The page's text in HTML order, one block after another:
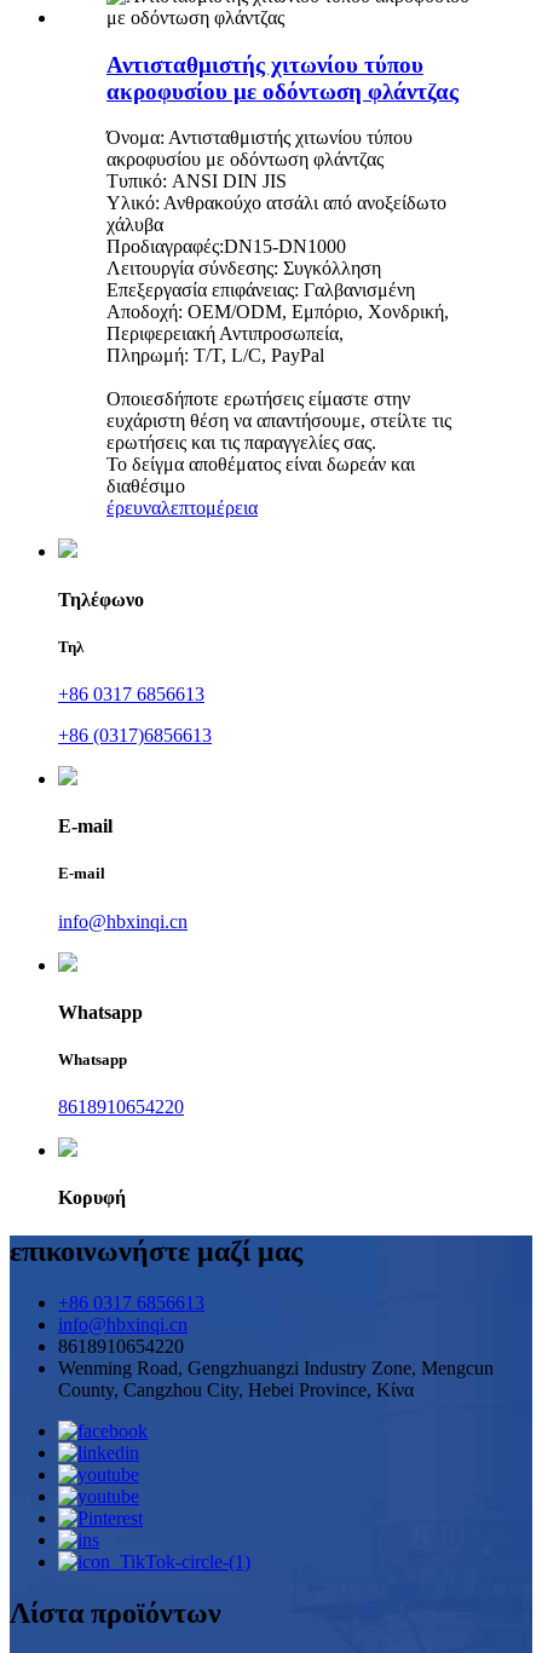
Αντισταθμιστής χιτωνίου τύπου
ακροφυσίου με οδόντωση φλάντζας
Όνομα: Αντισταθμιστής χιτωνίου τύπου
ακροφυσίου με οδόντωση φλάντζας
Τυπικό: ANSI DIN JIS
Υλικό: Ανθρακούχο ατσάλι από ανοξείδωτο
χάλυβα
Προδιαγραφές:DN15-DN1000
Λειτουργία σύνδεσης: Συγκόλληση
Επεξεργασία επιφάνειας: Γαλβανισμένη
Αποδοχή: OEM/ODM, Εμπόριο, Χονδρική,
Περιφερειακή Αντιπροσωπεία,
Πληρωμή: T/T, L/C, PayPal
Οποιεσδήποτε ερωτήσεις είμαστε στην
ευχάριστη θέση να απαντήσουμε, στείλτε τις
ερωτήσεις και τις παραγγελίες σας.
Το δείγμα αποθέματος είναι δωρεάν και
διαθέσιμο
έρευναλεπτομέρεια
Τηλέφωνο
Τηλ
+86 0317 6856613
+86 (0317)6856613
E-mail
E-mail
info@hbxinqi.cn
Whatsapp
Whatsapp
8618910654220
Κορυφή
επικοινωνήστε μαζί μας
+86 0317 6856613
info@hbxinqi.cn
8618910654220
Wenming Road, Gengzhuangzi Industry Zone, Mengcun
County, Cangzhou City, Hebei Province, Κίνα
Λίστα προϊόντων